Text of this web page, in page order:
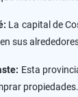
La capital de
sus
Esta
propiedades.